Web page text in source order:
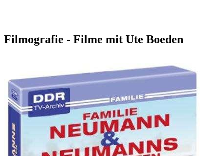
Filmografie - Filme mit Ute Boeden